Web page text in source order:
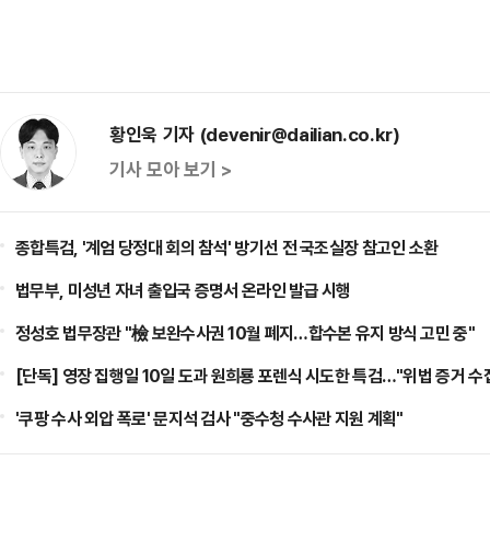
황인욱 기자 (devenir@dailian.co.kr)
기사 모아 보기 >
종합특검, '계엄 당정대 회의 참석' 방기선 전 국조실장 참고인 소환
법무부, 미성년 자녀 출입국 증명서 온라인 발급 시행
정성호 법무장관 "檢 보완수사권 10월 폐지…합수본 유지 방식 고민 중"
[단독] 영장 집행일 10일 도과 원희룡 포렌식 시도한 특검…"위법 증거 수
'쿠팡 수사 외압 폭로' 문지석 검사 "중수청 수사관 지원 계획"